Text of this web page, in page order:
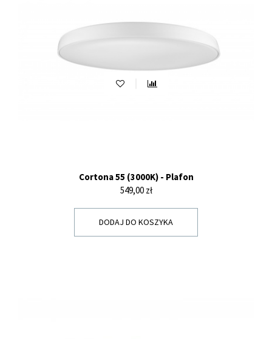
Cortona 55 (3000K) - Plafon
Cena
549,00 zł
DODAJ DO KOSZYKA